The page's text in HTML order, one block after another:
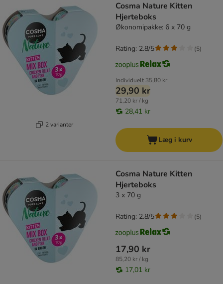
2 varianter
Cosma Nature Kitten
Hjerteboks
Økonomipakke: 6 x 70 g
Individuelt 35,80 kr
29,90 kr
71,20 kr / kg
28,41 kr
Rating: 2.8/5 (5)
Læg i kurv
Cosma Nature Kitten
Hjerteboks
3 x 70 g
17,90 kr
85,20 kr / kg
17,01 kr
Rating: 2.8/5 (5)